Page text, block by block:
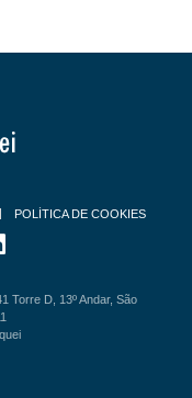
POLÍTICA DE COOKIES
Torre D, 13º Andar, São